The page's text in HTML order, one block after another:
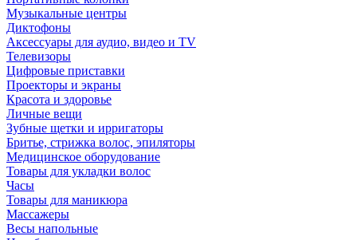
Музыкальные центры
Диктофоны
Аксессуары для аудио, видео и TV
Телевизоры
Цифровые приставки
Проекторы и экраны
Красота и здоровье
Личные вещи
Зубные щетки и ирригаторы
Бритье, стрижка волос, эпиляторы
Медицинское оборудование
Товары для укладки волос
Часы
Товары для маникюра
Массажеры
Весы напольные